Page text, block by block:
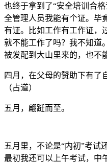
也终于拿到了“安全培训合
全管理人员我能有个证。毕
有证。比如工作有工作证，
就不能工作了吗？我不知道
被发配到大山里来的，也不
四月，在父母的赞助下有了
（占道）
五月，翩跹而至。
五月里，不论是“内初”考试